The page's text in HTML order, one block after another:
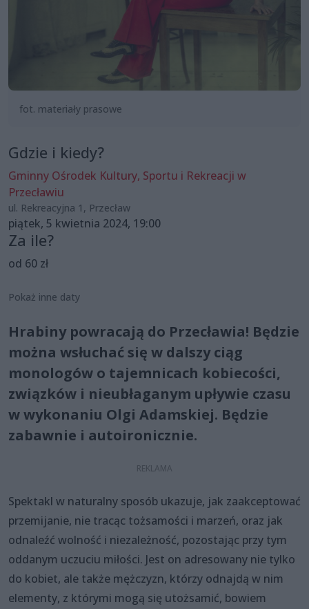
fot. materiały prasowe
Gdzie i kiedy?
Gminny Ośrodek Kultury, Sportu i Rekreacji w
Przecławiu
ul. Rekreacyjna 1, Przecław
piątek, 5 kwietnia 2024, 19:00
Za ile?
od 60 zł
Pokaż inne daty
Hrabiny powracają do Przecławia! Będzie
można wsłuchać się w dalszy ciąg
monologów o tajemnicach kobiecości,
związków i nieubłaganym upływie czasu
w wykonaniu Olgi Adamskiej. Będzie
zabawnie i autoironicznie.
Spektakl w naturalny sposób ukazuje, jak zaakceptować
przemijanie, nie tracąc tożsamości i marzeń, oraz jak
odnaleźć wolność i niezależność, pozostając przy tym
oddanym uczuciu miłości. Jest on adresowany nie tylko
do kobiet, ale także mężczyzn, którzy odnajdą w nim
elementy, z którymi mogą się utożsamić, bowiem